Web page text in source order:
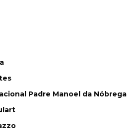
Padre Manoel da Nóbrega